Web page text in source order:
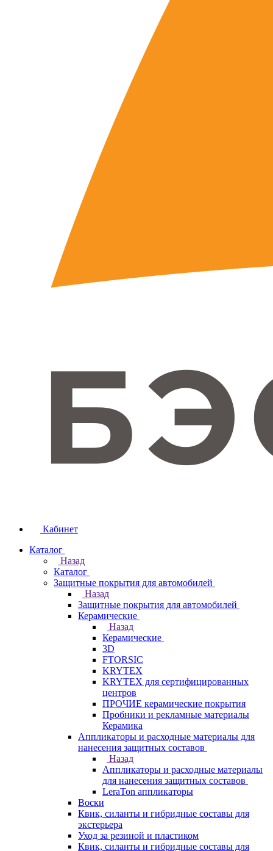
Кабинет
Каталог
Назад
Каталог
Защитные покрытия для автомобилей
Назад
Защитные покрытия для автомобилей
Керамические
Назад
Керамические
3D
FTORSIC
KRYTEX
KRYTEX для сертифицированных
центров
ПРОЧИЕ керамические покрытия
Пробники и рекламные материалы
Керамика
Аппликаторы и расходные материалы для
нанесения защитных составов
Назад
Аппликаторы и расходные материалы
для нанесения защитных составов
LeraTon аппликаторы
Воски
Квик, силанты и гибридные составы для
экстерьера
Уход за резиной и пластиком
Квик, силанты и гибридные составы для